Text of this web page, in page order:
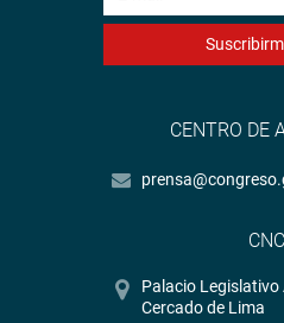
CENTRO DE
CNC
Palacio
Cercado de Lima